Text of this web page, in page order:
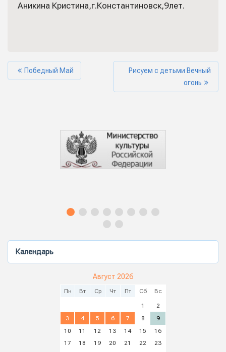
Календарь
Август 2026
Пн Вт Ср Чт Пт Сб Вс
1
2
3
4 5 6 7 8
9
10
11 12 13 14 15
16
17
18 19 20 21 22
23
Аникина Кристина,г.Константиновск,9лет.
Победный Май
Рисуем с детьми Вечный
огонь